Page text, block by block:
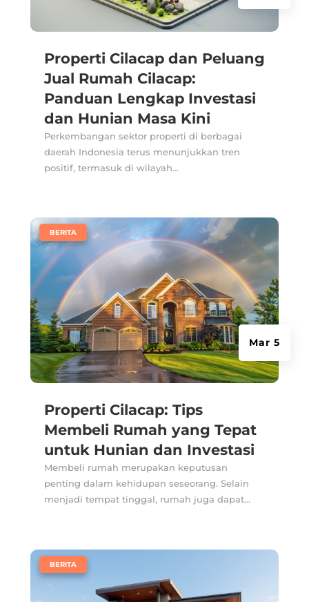
Properti Cilacap dan Peluang
Jual Rumah Cilacap:
Panduan Lengkap Investasi
dan Hunian Masa Kini
Perkembangan sektor properti di berbagai
daerah Indonesia terus menunjukkan tren
positif, termasuk di wilayah...
Properti Cilacap: Tips
Membeli Rumah yang Tepat
untuk Hunian dan Investasi
Mar 5
BERITA
Membeli rumah merupakan keputusan
penting dalam kehidupan seseorang. Selain
menjadi tempat tinggal, rumah juga dapat...
BERITA